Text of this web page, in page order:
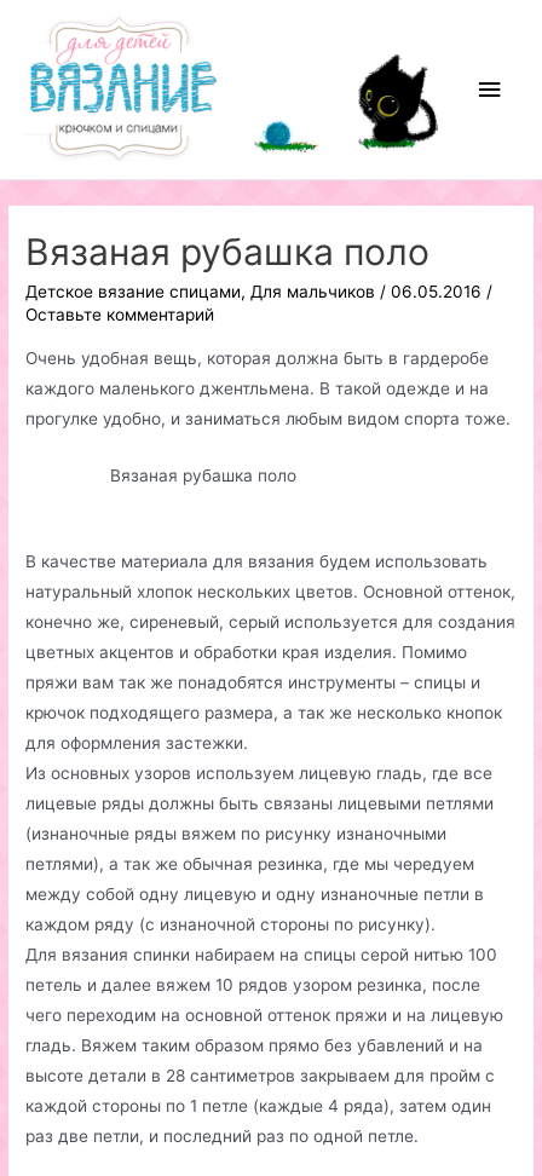
содержимому
Вязаная рубашка поло
Детское вязание спицами,Для мальчиков /06.05.2016 /
Оставьте комментарий
Очень удобная вещь, которая должна быть в гардеробе
каждого маленького джентльмена. В такой одежде и на
прогулке удобно, и заниматься любым видом спорта тоже.
Вязаная рубашка поло
В качестве материала для вязания будем использовать
натуральный хлопок нескольких цветов. Основной оттенок,
конечно же, сиреневый, серый используется для создания
цветных акцентов и обработки края изделия. Помимо
пряжи вам так же понадобятся инструменты – спицы и
крючок подходящего размера, а так же несколько кнопок
для оформления застежки.
Из основных узоров используем лицевую гладь, где все
лицевые ряды должны быть связаны лицевыми петлями
(изнаночные ряды вяжем по рисунку изнаночными
петлями), а так же обычная резинка, где мы чередуем
между собой одну лицевую и одну изнаночные петли в
каждом ряду (с изнаночной стороны по рисунку).
Для вязания спинки набираем на спицы серой нитью 100
петель и далее вяжем 10 рядов узором резинка, после
чего переходим на основной оттенок пряжи и на лицевую
гладь. Вяжем таким образом прямо без убавлений и на
высоте детали в 28 сантиметров закрываем для пройм с
каждой стороны по 1 петле (каждые 4 ряда), затем один
раз две петли, и последний раз по одной петле.